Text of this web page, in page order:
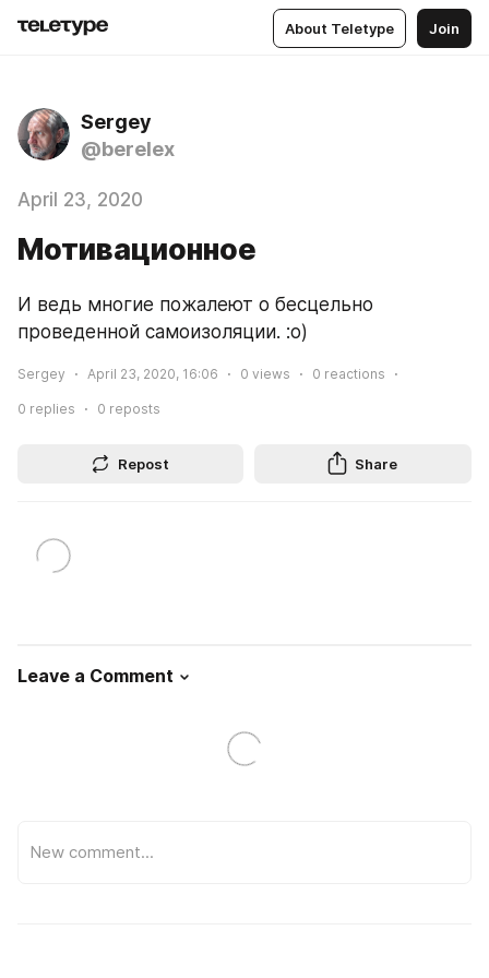
About Teletype Join
Sergey
@berelex
April 23, 2020
Мотивационное
И ведь многие пожалеют о бесцельно
проведенной самоизоляции. :о)
Sergey April 23, 2020, 16:06 0 views 0 reactions
0 replies 0 reposts
Repost Share
Leave a Comment